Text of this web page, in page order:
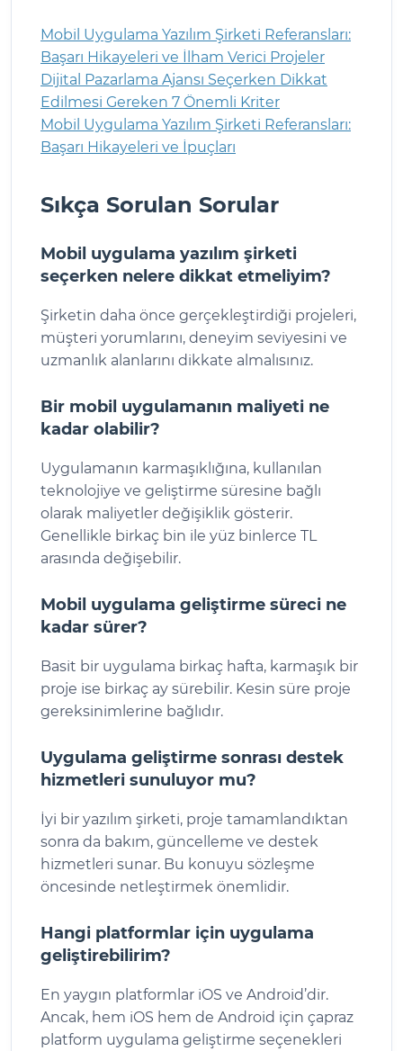
Mobil Uygulama Yazılım Şirketi Referansları:
Başarı Hikayeleri ve İlham Verici Projeler
Dijital Pazarlama Ajansı Seçerken Dikkat
Edilmesi Gereken 7 Önemli Kriter
Mobil Uygulama Yazılım Şirketi Referansları:
Başarı Hikayeleri ve İpuçları
Sıkça Sorulan Sorular
Mobil uygulama yazılım şirketi
seçerken nelere dikkat etmeliyim?
Şirketin daha önce gerçekleştirdiği projeleri,
müşteri yorumlarını, deneyim seviyesini ve
uzmanlık alanlarını dikkate almalısınız.
Bir mobil uygulamanın maliyeti ne
kadar olabilir?
Uygulamanın karmaşıklığına, kullanılan
teknolojiye ve geliştirme süresine bağlı
olarak maliyetler değişiklik gösterir.
Genellikle birkaç bin ile yüz binlerce TL
arasında değişebilir.
Mobil uygulama geliştirme süreci ne
kadar sürer?
Basit bir uygulama birkaç hafta, karmaşık bir
proje ise birkaç ay sürebilir. Kesin süre proje
gereksinimlerine bağlıdır.
Uygulama geliştirme sonrası destek
hizmetleri sunuluyor mu?
İyi bir yazılım şirketi, proje tamamlandıktan
sonra da bakım, güncelleme ve destek
hizmetleri sunar. Bu konuyu sözleşme
öncesinde netleştirmek önemlidir.
Hangi platformlar için uygulama
geliştirebilirim?
En yaygın platformlar iOS ve Android’dir.
Ancak, hem iOS hem de Android için çapraz
platform uygulama geliştirme seçenekleri